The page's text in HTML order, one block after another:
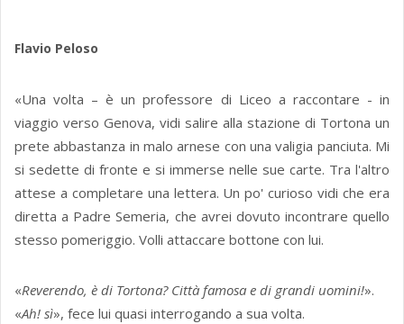
Flavio Peloso
«Una volta – è un professore di Liceo a raccontare - in
viaggio verso Genova, vidi salire alla stazione di Tortona un
prete abbastanza in malo arnese con una valigia panciuta. Mi
si sedette di fronte e si immerse nelle sue carte. Tra l'altro
attese a completare una lettera. Un po' curioso vidi che era
diretta a Padre Semeria, che avrei dovuto incontrare quello
stesso pomeriggio. Volli attaccare bottone con lui.
«Reverendo, è di Tortona? Città famosa e di grandi uomini!».
«Ah! sì», fece lui quasi interrogando a sua volta.